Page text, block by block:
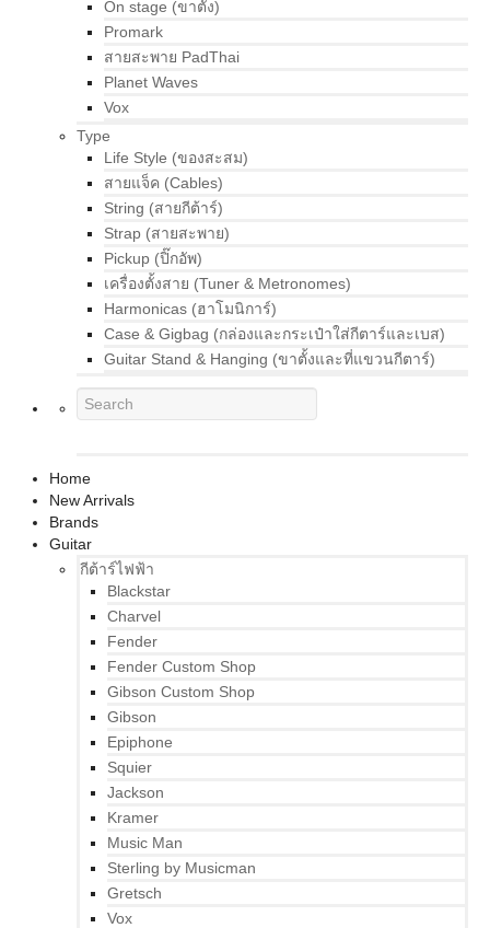
On stage (ขาตั้ง)
Promark
สายสะพาย PadThai
Planet Waves
Vox
Type
Life Style (ของสะสม)
สายแจ็ค (Cables)
String (สายกีต้าร์)
Strap (สายสะพาย)
Pickup (ปิ๊กอัพ)
เครื่องตั้งสาย (Tuner & Metronomes)
Harmonicas (ฮาโมนิการ์)
Case & Gigbag (กล่องและกระเป๋าใส่กีตาร์และเบส)
Guitar Stand & Hanging (ขาตั้งและที่แขวนกีตาร์)
Home
New Arrivals
Brands
Guitar
กีต้าร์ไฟฟ้า
Blackstar
Charvel
Fender
Fender Custom Shop
Gibson Custom Shop
Gibson
Epiphone
Squier
Jackson
Kramer
Music Man
Sterling by Musicman
Gretsch
Vox